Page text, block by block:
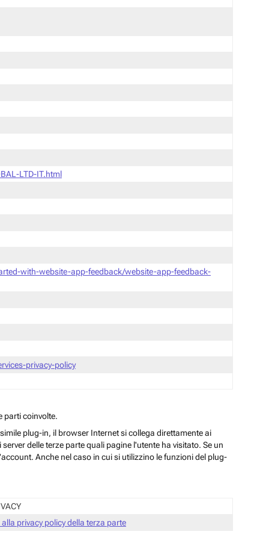
LTD-IT.html
with-website-app-feedback/website-app-feedback-
privacy-policy
parti coinvolte.
plug-in, il browser Internet si collega direttamente ai
delle terze parte quali pagine l'utente ha visitato. Se un
Anche nel caso in cui si utilizzino le funzioni del plug-
alla privacy policy della terza parte